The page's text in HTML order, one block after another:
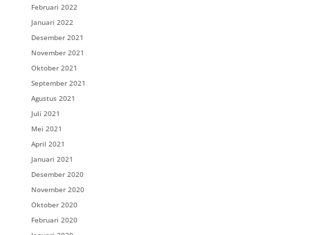
Februari 2022
Januari 2022
Desember 2021
November 2021
Oktober 2021
September 2021
Agustus 2021
Juli 2021
Mei 2021
April 2021
Januari 2021
Desember 2020
November 2020
Oktober 2020
Februari 2020